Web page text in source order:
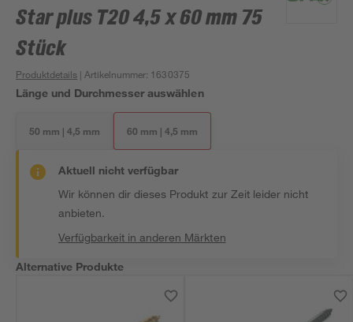
Star plus T20 4,5 x 60 mm 75
Stück
Produktdetails | Artikelnummer: 1630375
Länge und Durchmesser auswählen
50 mm | 4,5 mm 60 mm | 4,5 mm
Aktuell nicht verfügbar
Wir können dir dieses Produkt zur Zeit leider nicht
anbieten.
Verfügbarkeit in anderen Märkten
Alternative Produkte